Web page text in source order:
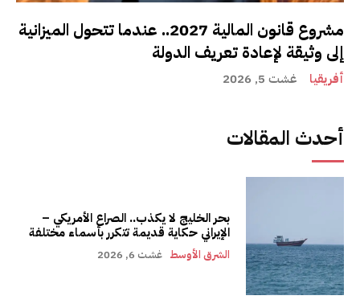
مشروع قانون المالية 2027.. عندما تتحول الميزانية
إلى وثيقة لإعادة تعريف الدولة
أفريقيا غشت 5, 2026
أحدث المقالات
بحر الخليج لا يكذب.. الصراع الأمريكي –
الإيراني حكاية قديمة تتكرر بأسماء مختلفة
الشرق الأوسط غشت 6, 2026